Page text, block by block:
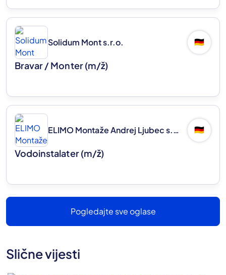
Solidum Mont s.r.o. 🇩🇪
Bravar / Monter(m/ž)
ELIMO Montaže Andrej Ljubec s.p. 🇩🇪
Vodoinstalater(m/ž)
Pogledajte sve oglase
Slične vijesti